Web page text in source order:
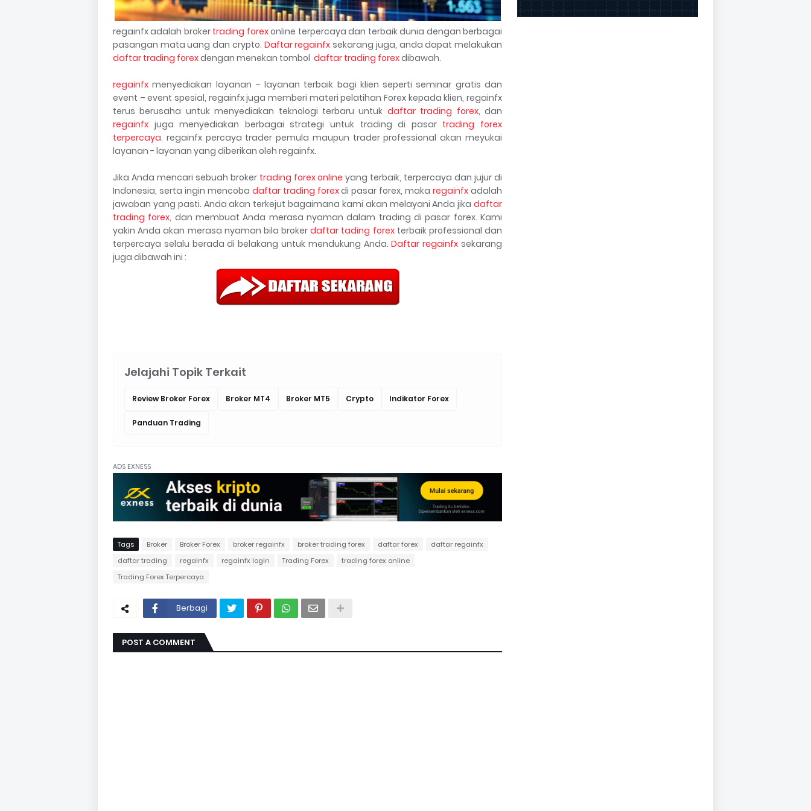
regainfx adalah broker trading forexonline terpercaya dan terbaik dunia dengan berbagai
pasangan mata uang dan crypto. Daftar regainfx sekarang juga, anda dapat melakukan
daftar trading forexdengan menekan tombol daftar trading forexdibawah.
regainfx menyediakan layanan – layanan terbaik bagi klien seperti seminar gratis dan
event – event spesial, regainfx juga memberi materi pelatihan Forex kepada klien, regainfx
terus berusaha untuk menyediakan teknologi terbaru untuk daftar trading forex, dan
regainfx juga menyediakan berbagai strategi untuk trading di pasar trading forex
terpercaya. regainfx percaya trader pemula maupun trader professional akan meyukai
layanan - layanan yang diberikan oleh regainfx.
Jika Anda mencari sebuah broker trading forex online yang terbaik, terpercaya dan jujur di
Indonesia, serta ingin mencoba daftar trading forexdi pasar forex, makaregainfx adalah
jawaban yang pasti. Anda akan terkejut bagaimana kami akan melayani Anda jika daftar
trading forex, dan membuat Anda merasa nyaman dalam trading di pasar forex. Kami
yakin Anda akan merasa nyaman bila brokerdaftar tading forexterbaik professional dan
terpercaya selalu berada di belakang untuk mendukung Anda.Daftar regainfx sekarang
juga dibawah ini :
Jelajahi Topik Terkait
Review Broker Forex Broker MT4 Broker MT5 Crypto Indikator Forex
Panduan Trading
ADS EXNESS
Tags Broker Broker Forex broker regainfx broker trading forex daftar forex
daftar regainfx
daftar trading
regainfx regainfx login Trading Forex
trading forex online
Trading Forex Terpercaya
Berbagi
POST A COMMENT